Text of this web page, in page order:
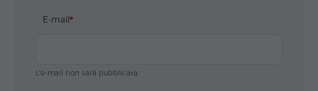
E-mail
L'e-mail non sarà pubblicata